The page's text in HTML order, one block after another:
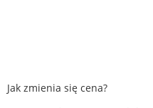
Jak zmienia się cena?